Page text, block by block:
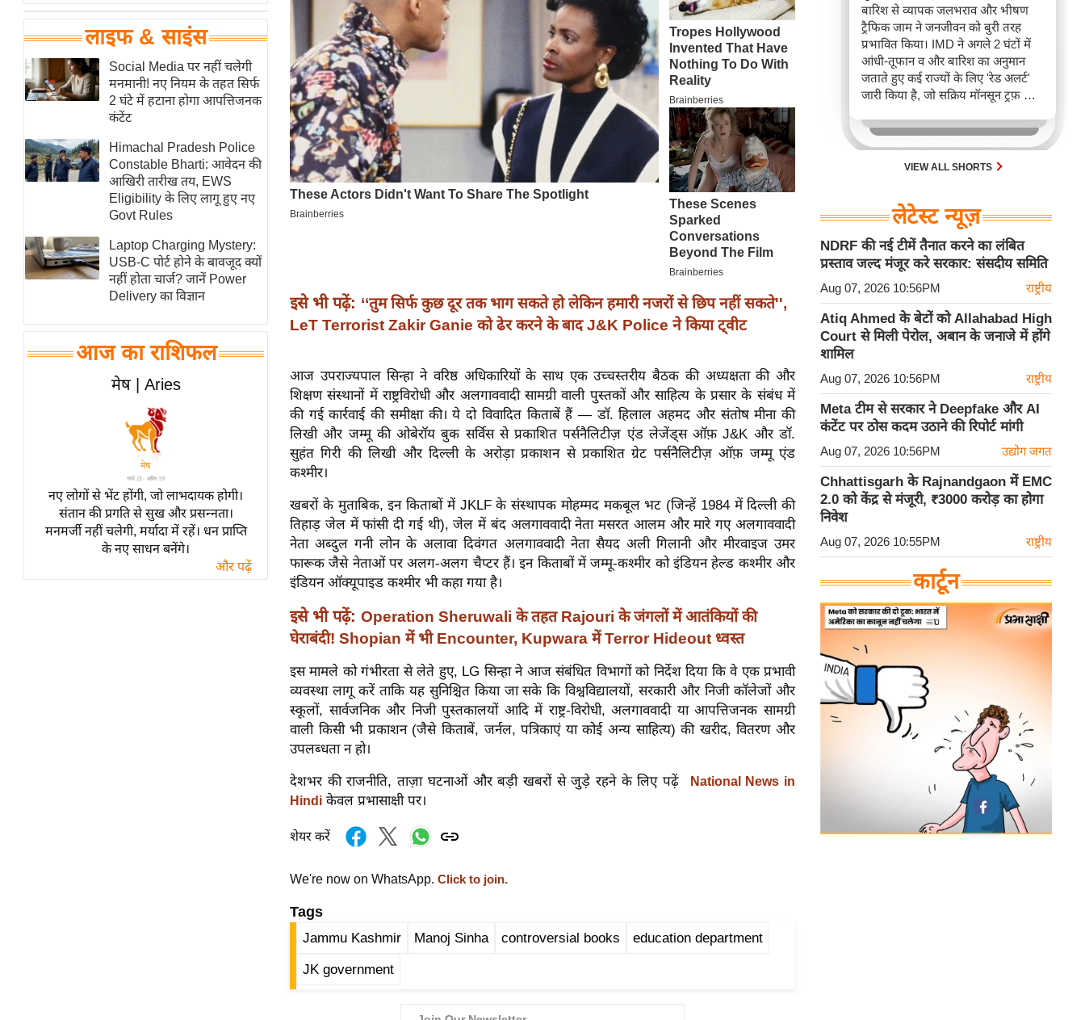
घरेलू नुस्खे
पर्यटन स्थल
फिटनेस मंत्रा
रिलेशनशिप
राजनीति
विश्लेषण
समसामयिक
मातृभूमि
एम.
आर.
आई.
समीक्षा
धर्म
ज्योतिष
त्योहार
राशिफल
विशेष
लाइफ & साइंस
Social Media पर नहीं चलेगी
मनमानी! नए नियम के तहत सिर्फ
2 घंटे में हटाना होगा आपत्तिजनक
कंटेंट
Himachal Pradesh Police
Constable Bharti: आवेदन की
आखिरी तारीख तय, EWS
Eligibility के लिए लागू हुए नए
Govt Rules
Laptop Charging Mystery:
USB-C पोर्ट होने के बावजूद क्यों
नहीं होता चार्ज? जानें Power
Delivery का विज्ञान
आज का राशिफल
मेष | Aries
नए लोगों से भेंट होंगी, जो लाभदायक होगी।
संतान की प्रगति से सुख और प्रसन्नता।
मनमर्जी नहीं चलेगी, मर्यादा में रहें। धन प्राप्ति
के नए साधन बनेंगे।
और पढ़ें
इसे भी पढ़ें: ‘‘तुम सिर्फ कुछ दूर तक भाग सकते हो लेकिन हमारी नजरों से छिप नहीं सकते'',
LeT Terrorist Zakir Ganie को ढेर करने के बाद J&K Police ने किया ट्वीट
आज उपराज्यपाल सिन्हा ने वरिष्ठ अधिकारियों के साथ एक उच्चस्तरीय बैठक की अध्यक्षता की और
शिक्षण संस्थानों में राष्ट्रविरोधी और अलगाववादी सामग्री वाली पुस्तकों और साहित्य के प्रसार के संबंध में
की गई कार्रवाई की समीक्षा की। ये दो विवादित किताबें हैं — डॉ. हिलाल अहमद और संतोष मीना की
लिखी और जम्मू की ओबेरॉय बुक सर्विस से प्रकाशित पर्सनैलिटीज़ एंड लेजेंड्स ऑफ़ J&K और डॉ.
सुहंत गिरी की लिखी और दिल्ली के अरोड़ा प्रकाशन से प्रकाशित ग्रेट पर्सनैलिटीज़ ऑफ़ जम्मू एंड
कश्मीर।
खबरों के मुताबिक, इन किताबों में JKLF के संस्थापक मोहम्मद मकबूल भट (जिन्हें 1984 में दिल्ली की
तिहाड़ जेल में फांसी दी गई थी), जेल में बंद अलगाववादी नेता मसरत आलम और मारे गए अलगाववादी
नेता अब्दुल गनी लोन के अलावा दिवंगत अलगाववादी नेता सैयद अली गिलानी और मीरवाइज उमर
फारूक जैसे नेताओं पर अलग-अलग चैप्टर हैं। इन किताबों में जम्मू-कश्मीर को इंडियन हेल्ड कश्मीर और
इंडियन ऑक्यूपाइड कश्मीर भी कहा गया है।
इसे भी पढ़ें: Operation Sheruwali के तहत Rajouri के जंगलों में आतंकियों की
घेराबंदी! Shopian में भी Encounter, Kupwara में Terror Hideout ध्वस्त
इस मामले को गंभीरता से लेते हुए, LG सिन्हा ने आज संबंधित विभागों को निर्देश दिया कि वे एक प्रभावी
व्यवस्था लागू करें ताकि यह सुनिश्चित किया जा सके कि विश्वविद्यालयों, सरकारी और निजी कॉलेजों और
स्कूलों, सार्वजनिक और निजी पुस्तकालयों आदि में राष्ट्र-विरोधी, अलगाववादी या आपत्तिजनक सामग्री
वाली किसी भी प्रकाशन (जैसे किताबें, जर्नल, पत्रिकाएं या कोई अन्य साहित्य) की खरीद, वितरण और
उपलब्धता न हो।
देशभर की राजनीति, ताज़ा घटनाओं और बड़ी खबरों से जुड़े रहने के लिए पढ़ें
National News in
Hindi केवल प्रभासाक्षी पर।
शेयर करें
We're now on WhatsApp. Click to join.
Tags
Jammu Kashmir Manoj Sinha controversial books education department
JK government
बारिश से व्यापक जलभराव और भीषण
ट्रैफिक जाम ने जनजीवन को बुरी तरह
प्रभावित किया। IMD ने अगले 2 घंटों में
आंधी-तूफान व और बारिश का अनुमान
जताते हुए कई राज्यों के लिए 'रेड अलर्ट'
जारी किया है, जो सक्रिय मॉनसून ट्रफ़ और
जिससे यातायात बाधित होने के साथ-साथ
सफदरजंग अस्पताल में भी जलभराव की
स्थिति बनी।VIEW ALL SHORTS
लेटेस्ट न्यूज़
NDRF की नई टीमें तैनात करने का लंबित
प्रस्ताव जल्द मंजूर करे सरकार: संसदीय समिति
Aug 07, 2026 10:56PM राष्ट्रीय
Atiq Ahmed के बेटों को Allahabad High
Court से मिली पेरोल, अबान के जनाजे में होंगे
शामिल
Aug 07, 2026 10:56PM राष्ट्रीय
Meta टीम से सरकार ने Deepfake और AI
कंटेंट पर ठोस कदम उठाने की रिपोर्ट मांगी
Aug 07, 2026 10:56PM उद्योग जगत
Chhattisgarh के Rajnandgaon में EMC
2.0 को केंद्र से मंजूरी, ₹3000 करोड़ का होगा
निवेश
Aug 07, 2026 10:55PM राष्ट्रीय
कार्टून